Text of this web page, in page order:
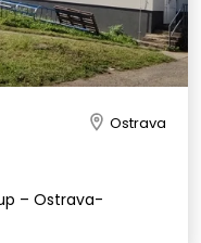
Ostrava
– Ostrava-